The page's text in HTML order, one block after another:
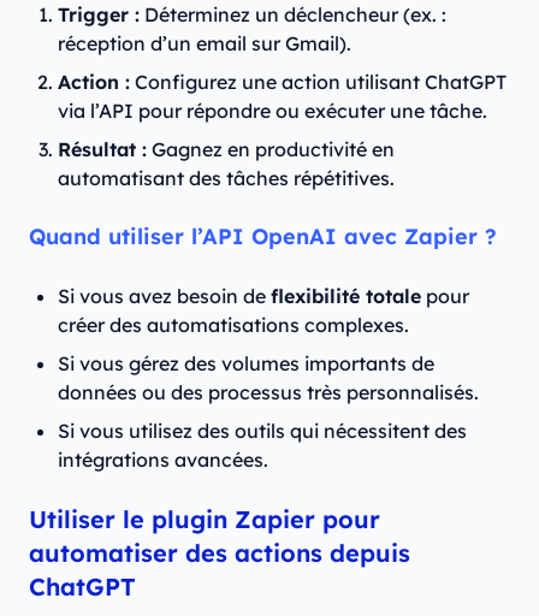
Trigger : Déterminez un déclencheur (ex. :
réception d’un email sur Gmail).
Action : Configurez une action utilisant ChatGPT
via l’API pour répondre ou exécuter une tâche.
Résultat : Gagnez en productivité en
automatisant des tâches répétitives.
Quand utiliser l’API OpenAI avec Zapier ?
Si vous avez besoin de flexibilité totale pour
créer des automatisations complexes.
Si vous gérez des volumes importants de
données ou des processus très personnalisés.
Si vous utilisez des outils qui nécessitent des
intégrations avancées.
Utiliser le plugin Zapier pour
automatiser des actions depuis
ChatGPT